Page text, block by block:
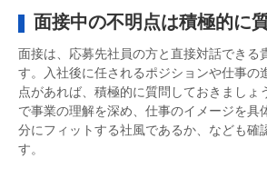
面接中の不明点は積極的に
面接は、応募先社員の方と直接対話できる
す。入社後に任されるポジションや仕事の
点があれば、積極的に質問しておきましょ
で事業の理解を深め、仕事のイメージを具
分にフィットする社風であるか、なども確
す。